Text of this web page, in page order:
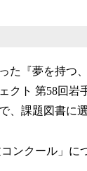
た『夢を持つ
ト 第58回岩
、課題図書に選
ンクール」に